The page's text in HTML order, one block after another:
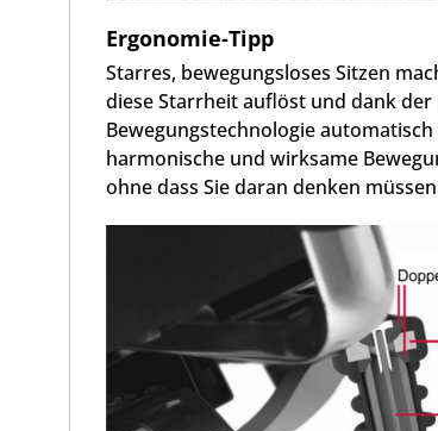
Ergonomie-Tipp
Starres, bewegungsloses Sitzen
diese Starrheit auflöst und dank
Bewegungstechnologie
harmonische und wirksame
ohne dass Sie daran denken